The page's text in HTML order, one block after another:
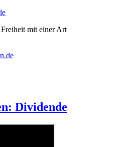
mit einer Art
Dividende